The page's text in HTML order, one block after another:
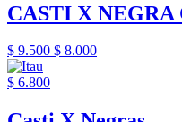
CASTI X NEGRA
$ 9.500 $ 8.000
$ 6.800